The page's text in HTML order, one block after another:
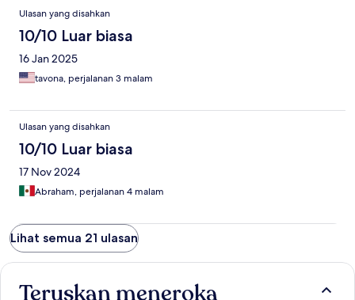
Ulasan yang disahkan
10/10 Luar biasa
16 Jan 2025
tavona, perjalanan 3 malam
Ulasan yang disahkan
10/10 Luar biasa
17 Nov 2024
Abraham, perjalanan 4 malam
Lihat semua 21 ulasan
Teruskan meneroka